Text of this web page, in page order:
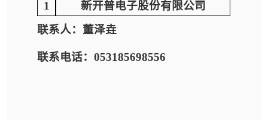
1
新开普电子股份有限公司
联系人：董泽垚
联系电话：053185698556